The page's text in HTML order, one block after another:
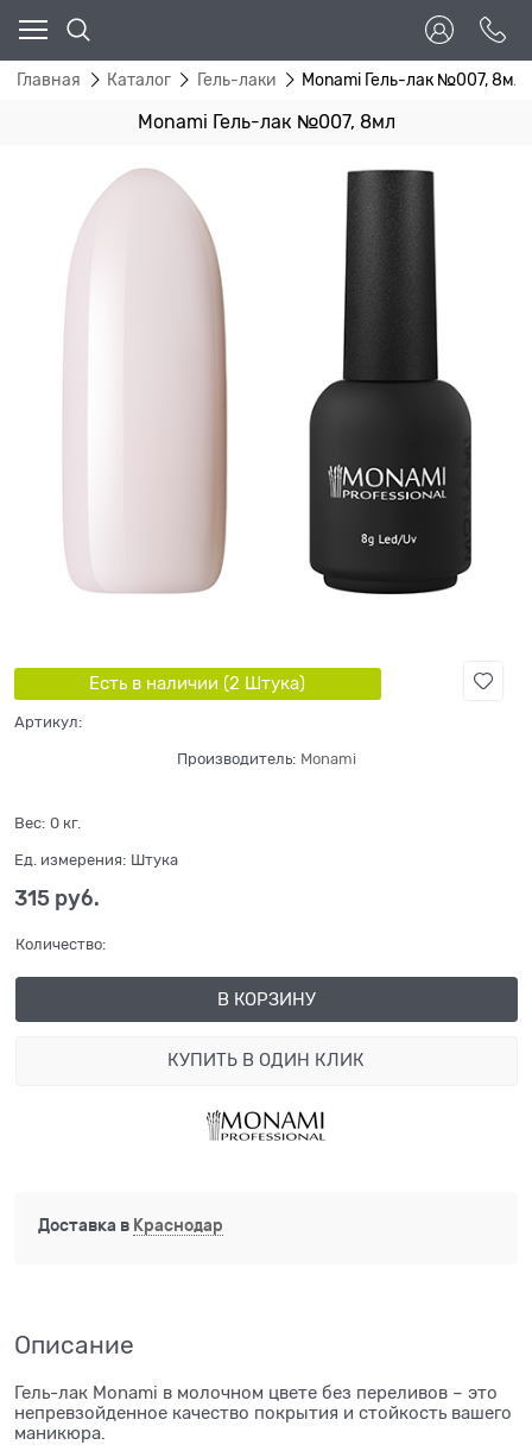
Главная Каталог Гель-лаки Monami Гель-лак №007, 8мл
Monami Гель-лак №007, 8мл
Есть в наличии (2 Штука)
Артикул:
Производитель: Monami
Вес: 0 кг.
Ед. измерения: Штука
315 руб.
Количество:
В КОРЗИНУ
КУПИТЬ В ОДИН КЛИК
Доставка в Краснодар
Описание
Гель-лак Monami в молочном цвете без переливов – это
непревзойденное качество покрытия и стойкость вашего
маникюра.